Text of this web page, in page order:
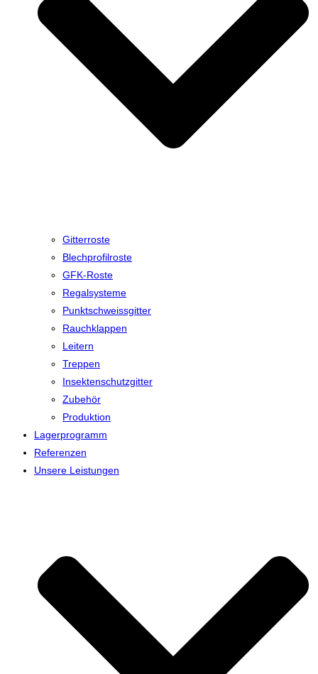
Gitterroste
Blechprofilroste
GFK-Roste
Regalsysteme
Punktschweissgitter
Rauchklappen
Leitern
Treppen
Insektenschutzgitter
Zubehör
Produktion
Lagerprogramm
Referenzen
Unsere Leistungen